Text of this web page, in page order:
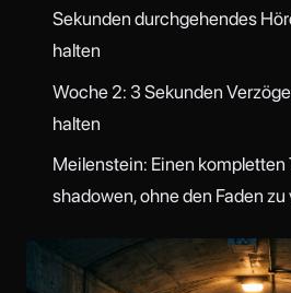
Sekunden durchgehendes
halten
Woche 2: 3 Sekunden
halten
Meilenstein: Einen
shadowen, ohne den Faden zu